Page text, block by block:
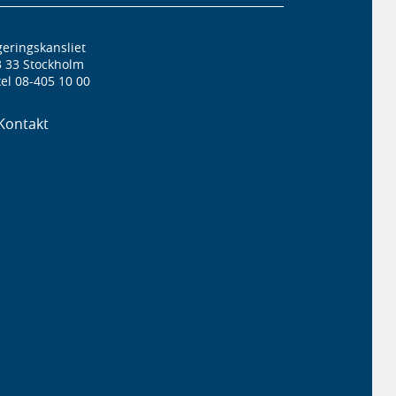
33 Stockholm
08-405 10 00